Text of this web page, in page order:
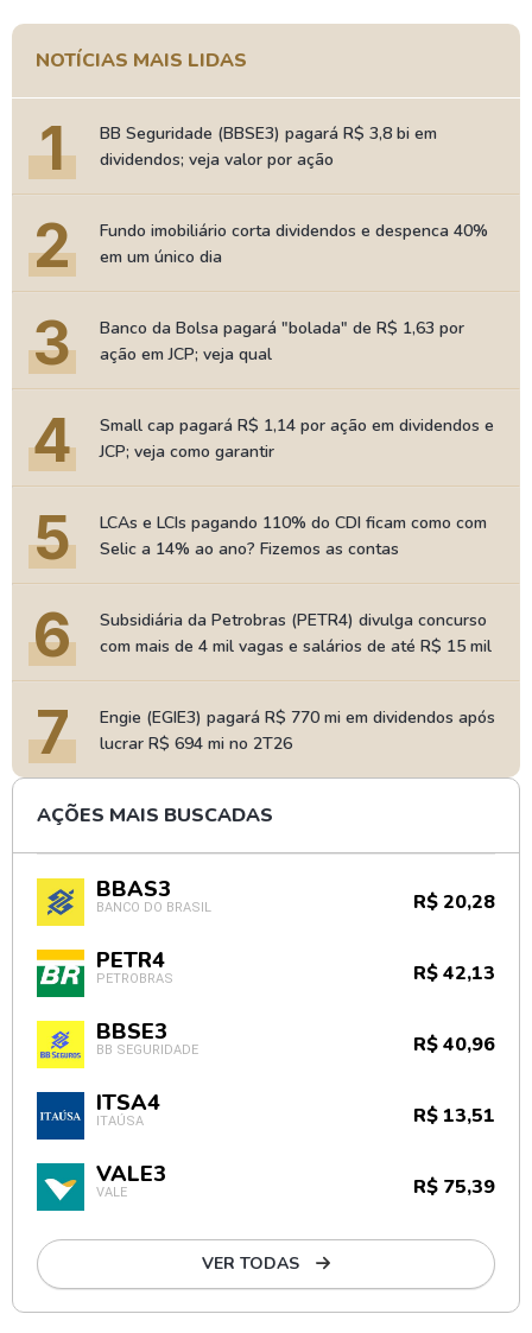
NOTÍCIAS MAIS LIDAS
1
BB Seguridade (BBSE3) pagará R$ 3,8 bi em
dividendos; veja valor por ação
2
Fundo imobiliário corta dividendos e despenca 40%
em um único dia
3
Banco da Bolsa pagará "bolada" de R$ 1,63 por
ação em JCP; veja qual
4
Small cap pagará R$ 1,14 por ação em dividendos e
JCP; veja como garantir
5
LCAs e LCIs pagando 110% do CDI ficam como com
Selic a 14% ao ano? Fizemos as contas
6
Subsidiária da Petrobras (PETR4) divulga concurso
com mais de 4 mil vagas e salários de até R$ 15 mil
7
Engie (EGIE3) pagará R$ 770 mi em dividendos após
lucrar R$ 694 mi no 2T26
AÇÕES MAIS BUSCADAS
BBAS3
BANCO DO BRASIL R$ 20,28
PETR4
PETROBRAS R$ 42,13
BBSE3
BB SEGURIDADE R$ 40,96
ITSA4
ITAÚSA R$ 13,51
VALE3
VALE R$ 75,39
VER TODAS